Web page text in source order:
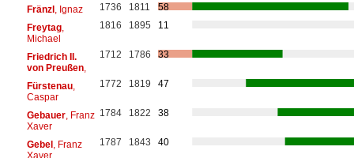
Fränzl, Ignaz 1736 1811
58
Freytag,
Michael
1816 1895 11
Friedrich II.
von Preußen,
1712 1786 33
Fürstenau,
Caspar
1772 1819 47
Gebauer, Franz
Xaver
1784 1822 38
Gebel, Franz
Xaver
1787 1843 40